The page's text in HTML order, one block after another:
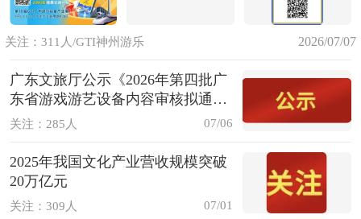
关注：311人/GTI神州游乐 2026/07/07
广东文旅厅公示《2026年第四批广
东省游戏游艺设备内容审核拟通过
机型机种目录》
关注：285人 07/06
2025年我国文化产业营收规模突破
20万亿元
关注：309人 07/01